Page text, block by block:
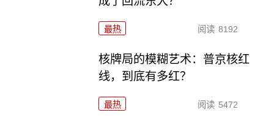
最热 阅读 8192
核牌局的模糊艺术：普京核红
线，到底有多红？
最热 阅读 5472